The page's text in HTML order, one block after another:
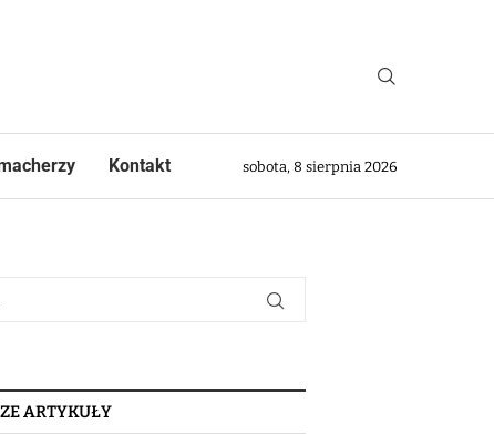
Kontakt sobota, 8 sierpnia 2026
ARTYKUŁY